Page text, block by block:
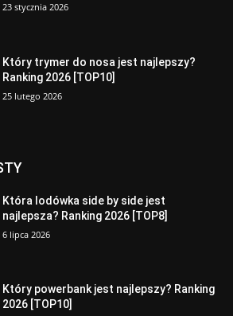
23 stycznia 2026
Który trymer do nosa jest najlepszy?
Ranking 2026 [TOP10]
25 lutego 2026
Która lodówka side by side jest
najlepsza? Ranking 2026 [TOP8]
6 lipca 2026
Który powerbank jest najlepszy? Ranking
2026 [TOP10]